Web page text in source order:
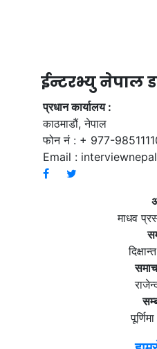
ईन्टरभ्यु नेपाल
प्रधान कार्यालय :
काठमाडौं, नेपाल
फोन नं : + 977-
Email :
माधव